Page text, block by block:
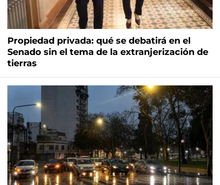
Propiedad privada: qué se debatirá en el
Senado sin el tema de la extranjerización de
tierras